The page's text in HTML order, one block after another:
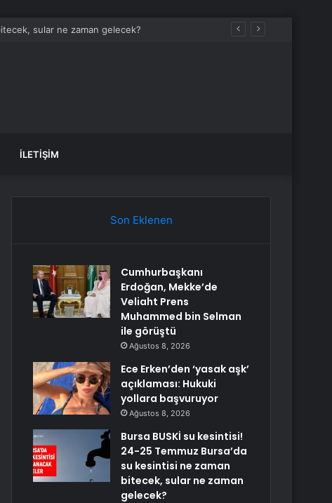
İLETIŞIM
Son Eklenen
Cumhurbaşkanı
Erdoğan, Mekke’de
Veliaht Prens
Muhammed bin Selman
ile görüştü
Ağustos 8, 2026
Ece Erken’den ‘yasak aşk’
açıklaması: Hukuki
yollara başvuruyor
Ağustos 8, 2026
Bursa BUSKİ su kesintisi!
24-25 Temmuz Bursa’da
su kesintisi ne zaman
bitecek, sular ne zaman
gelecek?